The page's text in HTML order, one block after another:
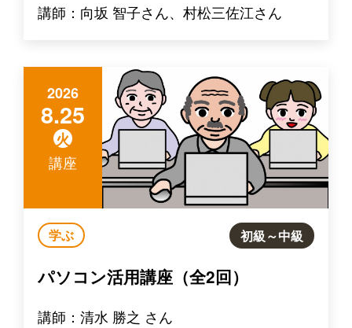
講師：向坂 智子さん、村松三佐江さん
2026
8.25
火
講座
学ぶ 初級～中級
パソコン活用講座（全2回）
講師：清水 勝之 さん